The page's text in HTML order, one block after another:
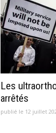
Les
arrêtés
publié le 12 juillet